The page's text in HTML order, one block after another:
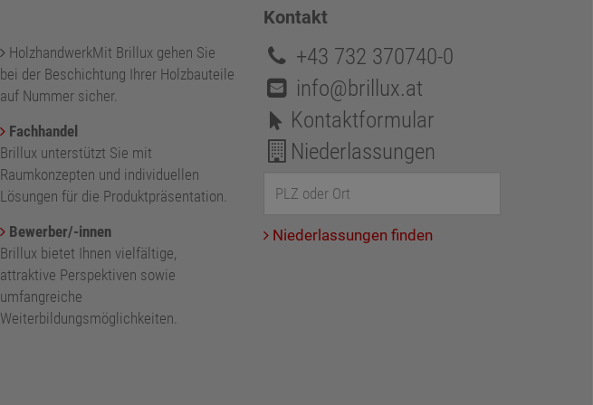
HolzhandwerkMit Brillux gehen Sie
bei der Beschichtung Ihrer Holzbauteile
auf Nummer sicher.
Fachhandel
Brillux unterstützt Sie mit
Raumkonzepten und individuellen
Lösungen für die Produktpräsentation.
Bewerber/-innen
Brillux bietet Ihnen vielfältige,
attraktive Perspektiven sowie
umfangreiche
Weiterbildungsmöglichkeiten.
Kontakt
+43 732 370740-0
info@brillux.at
Kontaktformular
Niederlassungen
Niederlassungen finden